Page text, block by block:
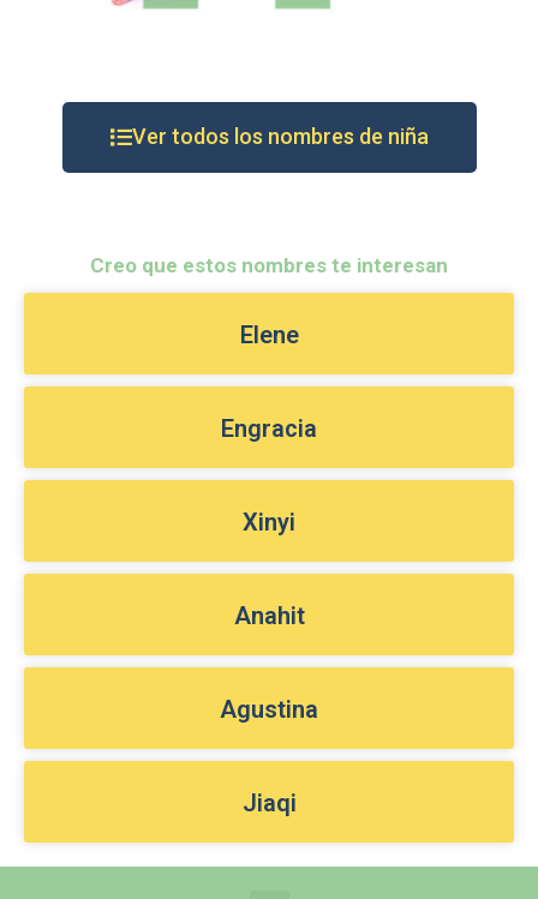
Ver todos los nombres de niña
Creo que estos nombres te interesan
Elene
Engracia
Xinyi
Anahit
Agustina
Jiaqi